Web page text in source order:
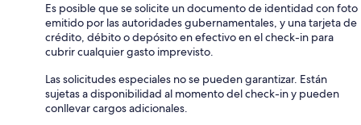
Es posible que se solicite un documento de identidad con foto
emitido por las autoridades gubernamentales, y una tarjeta de
crédito, débito o depósito en efectivo en el check-in para
cubrir cualquier gasto imprevisto.
Las solicitudes especiales no se pueden garantizar. Están
sujetas a disponibilidad al momento del check-in y pueden
conllevar cargos adicionales.